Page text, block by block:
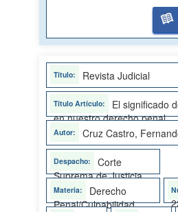
Revista Judicial
El significado
en nuestro derecho penal
Cruz Castro,
Corte
Suprema de Justicia
Derecho
Penal/Culpabilidad